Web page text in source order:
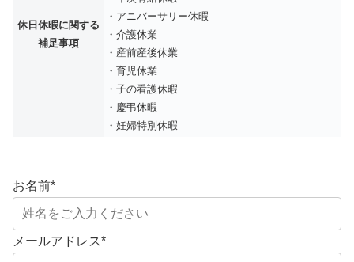
休日休暇に関する
補足事項
・アニバーサリー休暇
・介護休業
・産前産後休業
・育児休業
・子の看護休暇
・慶弔休暇
・妊婦特別休暇
お名前*
メールアドレス*